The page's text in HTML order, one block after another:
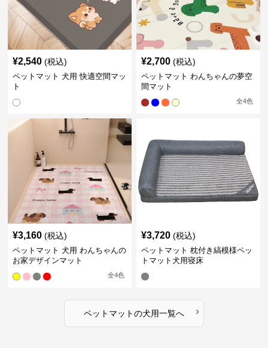
¥2,540 (税込)
ペットマット 犬用 快適空間マッ
ト
¥2,700 (税込)
ペットマット わんちゃんの夢空
間マット
全4色
¥3,160 (税込)
ペットマット 犬用 わんちゃんの
お家デザインマット
全4色
¥3,720 (税込)
ペットマット 枕付き縞模様ペッ
トマット犬用寝床
ペットマットの犬用一覧へ ›